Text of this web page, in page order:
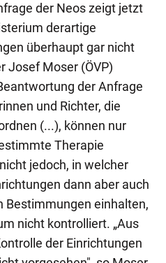
der Neos zeigt jetzt
derartige
überhaupt gar nicht
Josef Moser (ÖVP)
der Anfrage
und Richter, die
(...), können nur
Therapie
jedoch, in welcher
dann aber auch
Bestimmungen einhalten,
nicht kontrolliert. „Aus
der Einrichtungen